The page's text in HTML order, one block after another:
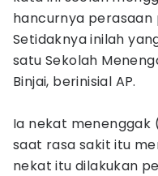
hancurnya
Setidaknya inilah
satu Sekolah
Binjai, berinisial AP.
Ia nekat menenggak
saat rasa sakit itu
nekat itu dilakukan